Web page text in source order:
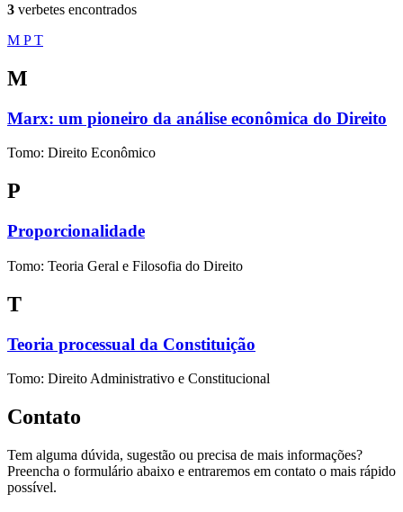
3 verbetes encontrados
M PT
M
Marx: um pioneiro da análise econômica do Direito
Tomo: Direito Econômico
P
Proporcionalidade
Tomo: Teoria Geral e Filosofia do Direito
T
Teoria processual da Constituição
Tomo: Direito Administrativo e Constitucional
Contato
Tem alguma dúvida, sugestão ou precisa de mais informações?
Preencha o formulário abaixo e entraremos em contato o mais rápido
possível.